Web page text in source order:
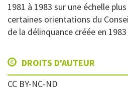
1981 à 1983 sur une échelle
certaines orientations du
de la délinquance créée en
DROITS D'AUTEUR
CC BY-NC-ND